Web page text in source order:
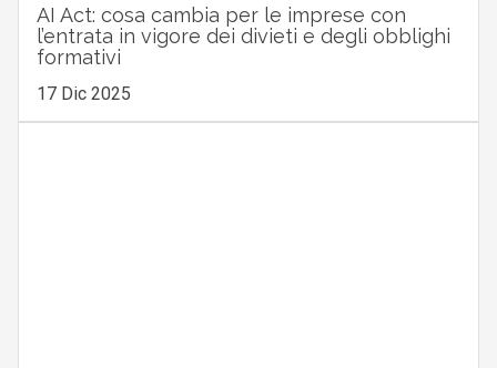
AI Act: cosa cambia per le imprese con
l’entrata in vigore dei divieti e degli obblighi
formativi
17 Dic 2025